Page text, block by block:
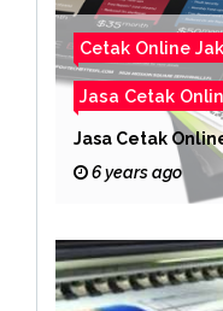
Cetak Online
Jasa Cetak
Jasa Cetak
6 years ago